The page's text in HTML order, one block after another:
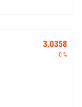
3.0358
0 %